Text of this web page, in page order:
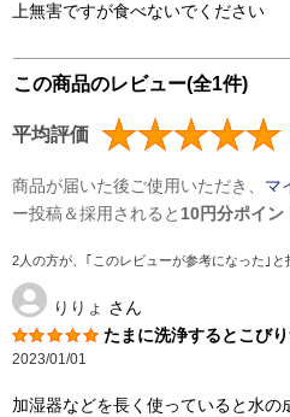
上無害ですが食べないでください
この商品のレビュー(全1件)
平均評価
商品が届いた後ご使用いただき、 マ
ー投稿＆採用されると 10円分ポイン
2人の方が、｢このレビューが参考になった｣と
りりょ さん
たまに洗浄するとこび
2023/01/01
加湿器などを長く使っていると水